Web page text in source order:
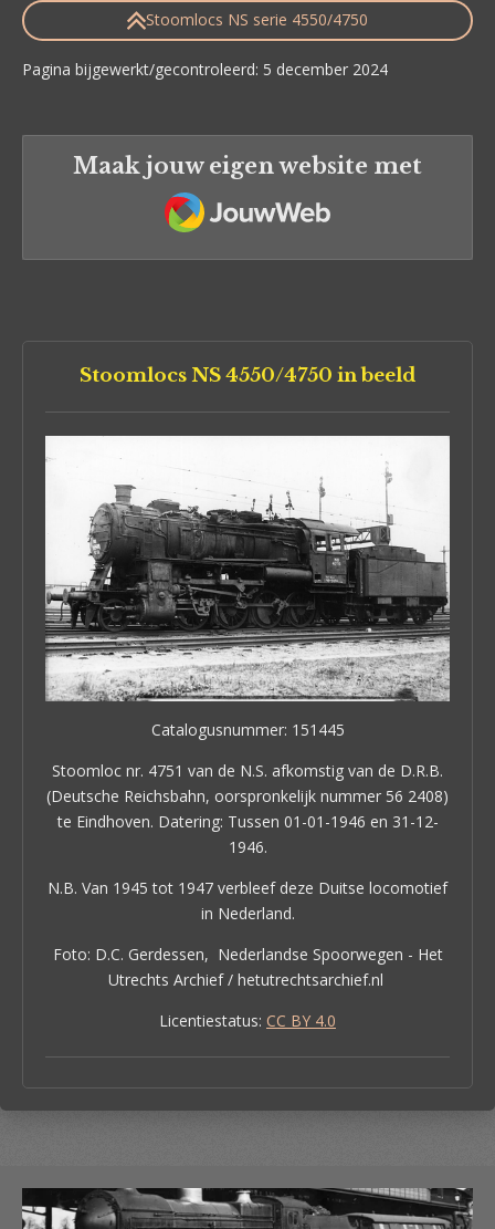
Stoomlocs NS serie 4550/4750
Pagina bijgewerkt/gecontroleerd: 5 december 2024
Maak jouw eigen website met
JouwWeb
Stoomlocs NS 4550/4750 in beeld
Catalogusnummer: 151445
Stoomloc nr. 4751 van de N.S. afkomstig van de D.R.B.
(Deutsche Reichsbahn, oorspronkelijk nummer 56 2408)
te Eindhoven. Datering: Tussen 01-01-1946 en 31-12-
1946.
N.B. Van 1945 tot 1947 verbleef deze Duitse locomotief
in Nederland.
Foto: D.C. Gerdessen, Nederlandse Spoorwegen - Het
Utrechts Archief / hetutrechtsarchief.nl
Licentiestatus: CC BY 4.0